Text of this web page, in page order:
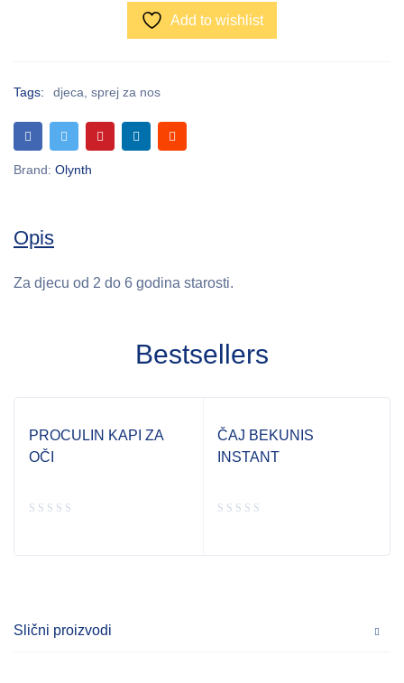
Add to wishlist
Tags: djeca, sprej za nos
Brand: Olynth
Opis
Za djecu od 2 do 6 godina starosti.
Bestsellers
PROCULIN KAPI ZA
OČI
ČAJ BEKUNIS
INSTANT
Slični proizvodi